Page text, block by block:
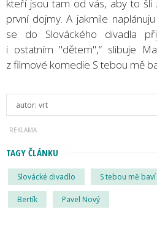
kteří jsou tam od vás, aby to
první dojmy. A jakmile
se do Slováckého divadla
i ostatním "dětem",“ slibuje
z filmové komedie S tebou mě
autor: vrt
TAGY ČLÁNKU
Slovácké divadlo S tebou mě
Bertík Pavel Nový